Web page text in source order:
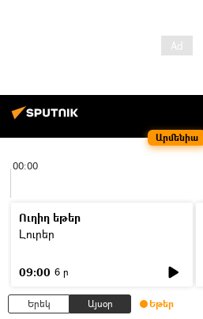
Արմենիա
00:00
Ուղիղ եթեր
Լուրեր
09:00 6 ր
Երեկ Այսօր Եթեր